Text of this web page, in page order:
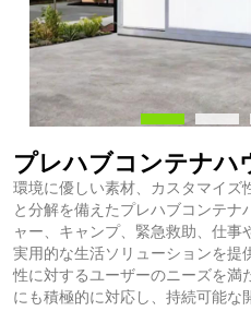
プレハブコンテナハ
環境に優しい素材、カスタマイズ
と分解を備えたプレハブコンテナ
ャー、キャンプ、緊急救助、仕
実用的な生活ソリューションを提
性に対するユーザーのニーズを満
にも積極的に対応し、持続可能な